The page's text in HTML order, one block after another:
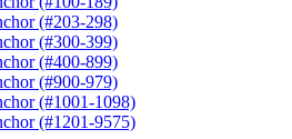
(#203-298)
(#300-399)
(#400-899)
(#900-979)
(#1001-1098)
(#1201-9575)